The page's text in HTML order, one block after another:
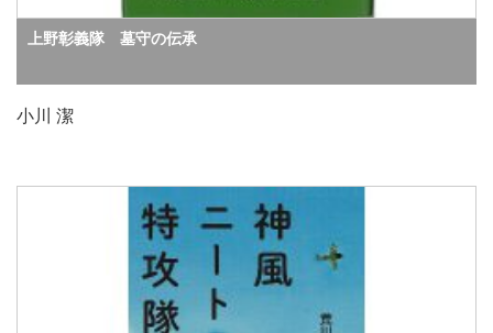
上野彰義隊 墓守の伝承
小川 潔